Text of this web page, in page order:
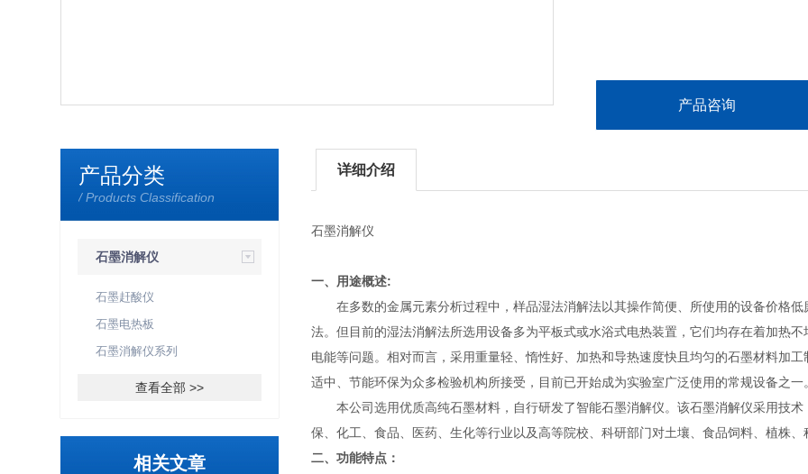
产品咨询
详细介绍
石墨消解仪
一、用途概述:
在多数的金属元素分析过程中，样品湿法消解法以其操作简便、所使用的设备价格低
法。但目前的湿法消解法所选用设备多为平板式或水浴式电热装置，它们均存在着加热
电能等问题。相对而言，采用重量轻、惰性好、加热和导热速度快且均匀的石墨材料加
适中、节能环保为众多检验机构所接受，目前已开始成为实验室广泛使用的常规设备之一
本公司选用优质高纯石墨材料，自行研发了智能石墨消解仪。该石墨消解仪采用技术
保、化工、食品、医药、生化等行业以及高等院校、科研部门对土壤、食品饲料、植株、
二、功能特点：
产品分类
/ Products Classification
石墨消解仪
石墨赶酸仪
石墨电热板
石墨消解仪系列
查看全部 >>
相关文章